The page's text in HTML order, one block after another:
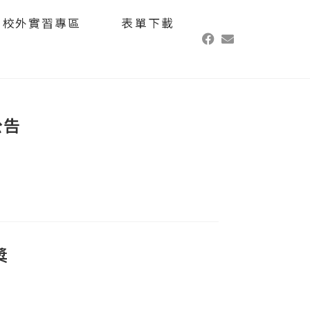
校外實習專區
表單下載